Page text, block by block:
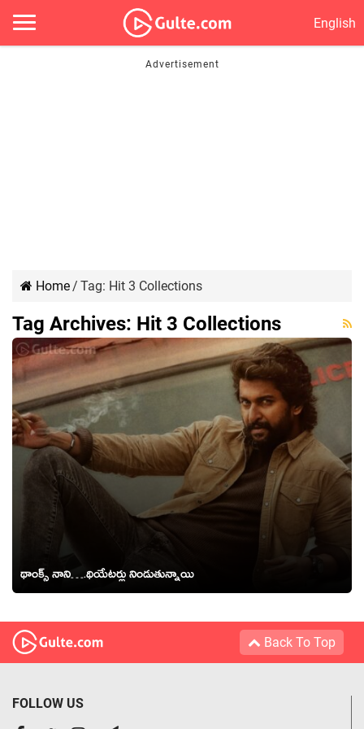
English
Home/ Tag: Hit 3 Collections
Tag Archives: Hit 3 Collections
థాంక్స్ నాని….థియేటర్లు నిండుతున్నాయి
Back To Top
FOLLOW US